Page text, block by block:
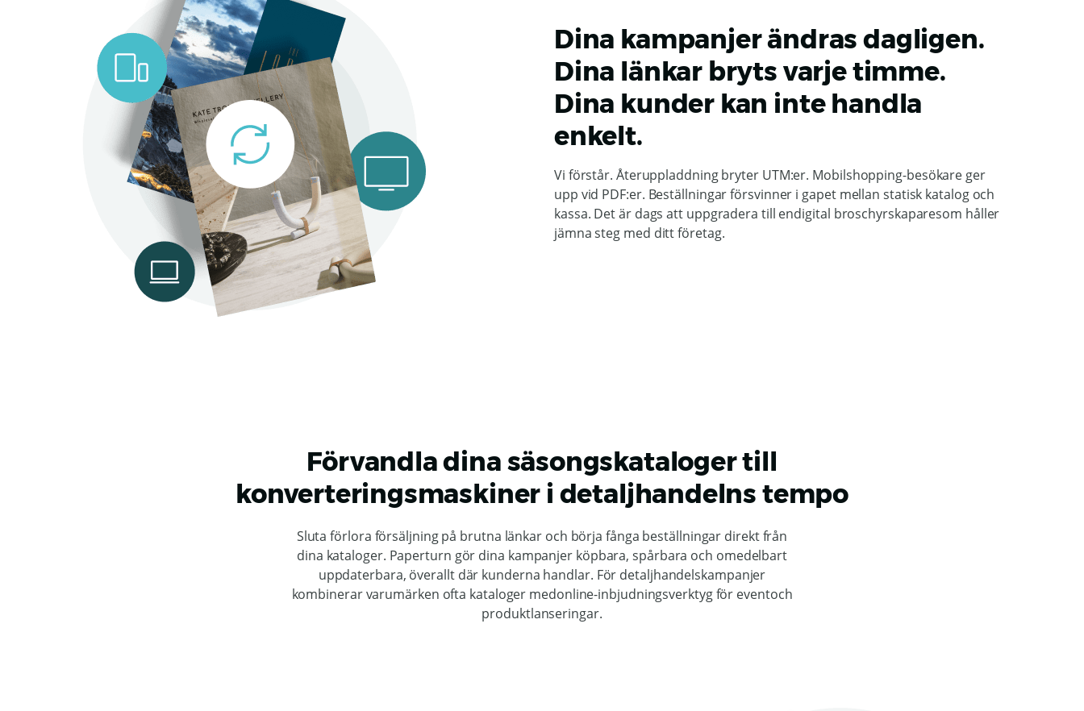
Dina kampanjer ändras dagligen.
Dina länkar bryts varje timme.
Dina kunder kan inte handla
enkelt.
Vi förstår. Återuppladdning bryter UTM:er. Mobilshopping-besökare ger
upp vid PDF:er. Beställningar försvinner i gapet mellan statisk katalog och
kassa. Det är dags att uppgradera till endigital broschyrskaparesom håller
jämna steg med ditt företag.
Förvandla dina säsongskataloger till
konverteringsmaskiner i detaljhandelns tempo
Sluta förlora försäljning på brutna länkar och börja fånga beställningar direkt från
dina kataloger. Paperturn gör dina kampanjer köpbara, spårbara och omedelbart
uppdaterbara, överallt där kunderna handlar. För detaljhandelskampanjer
kombinerar varumärken ofta kataloger medonline-inbjudningsverktyg för eventoch
produktlanseringar.